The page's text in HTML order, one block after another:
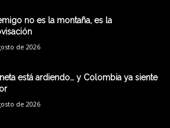
no es la montaña, es la
de 2026
está ardiendo… y Colombia ya siente
de 2026